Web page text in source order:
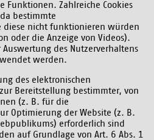
Funktionen. Zahlreiche Cookies
bestimmte
diese nicht funktionieren würden
oder die Anzeige von Videos).
des Nutzerverhaltens
werden.
des elektronischen
Bereitstellung bestimmter, von
(z. B. für die
Optimierung der Website (z. B.
erforderlich sind
auf Grundlage von Art. 6 Abs. 1